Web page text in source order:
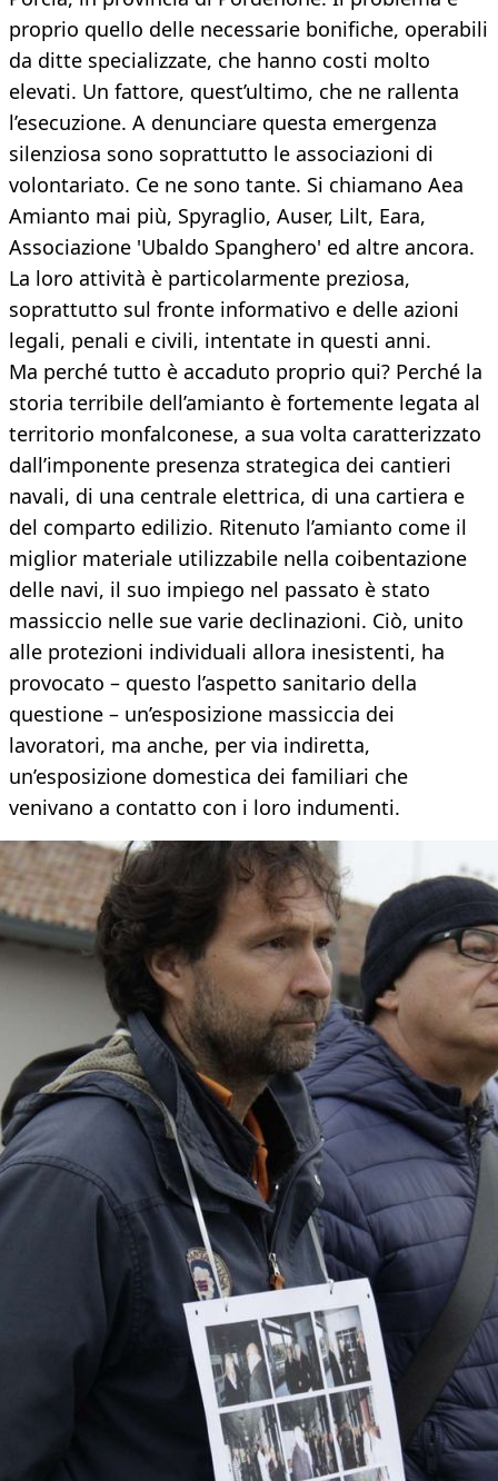
proprio quello delle necessarie bonifiche, operabili
da ditte specializzate, che hanno costi molto
elevati. Un fattore, quest’ultimo, che ne rallenta
l’esecuzione. A denunciare questa emergenza
silenziosa sono soprattutto le associazioni di
volontariato. Ce ne sono tante. Si chiamano Aea
Amianto mai più, Spyraglio, Auser, Lilt, Eara,
Associazione 'Ubaldo Spanghero' ed altre ancora.
La loro attività è particolarmente preziosa,
soprattutto sul fronte informativo e delle azioni
legali, penali e civili, intentate in questi anni.
Ma perché tutto è accaduto proprio qui? Perché la
storia terribile dell’amianto è fortemente legata al
territorio monfalconese, a sua volta caratterizzato
dall’imponente presenza strategica dei cantieri
navali, di una centrale elettrica, di una cartiera e
del comparto edilizio. Ritenuto l’amianto come il
miglior materiale utilizzabile nella coibentazione
delle navi, il suo impiego nel passato è stato
massiccio nelle sue varie declinazioni. Ciò, unito
alle protezioni individuali allora inesistenti, ha
provocato – questo l’aspetto sanitario della
questione – un’esposizione massiccia dei
lavoratori, ma anche, per via indiretta,
un’esposizione domestica dei familiari che
venivano a contatto con i loro indumenti.